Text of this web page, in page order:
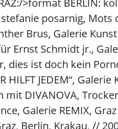
>format BERLIN:
stefanie posarnig,
Brus, Galerie
Ernst Schmidt jr.,
dies ist doch kein
JEDEM“,
mit DIVANOVA,
Galerie REMIX, Graz
Berlin, Krakau, //